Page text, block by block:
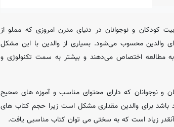
کودکان و نوجوانان در دنیای مدرن امروزی که مملو از
والدین محسوب می‌شود. بسیاری از والدین با این مشکل
به مطالعه اختصاص می‌دهند و بیشتر به سمت تکنولوژی و
و نوجوانان که دارای محتوای مناسب و آموزه های صحیح
برای والدین مقداری مشکل است زیرا حجم کتاب های
زیاد است که به سختی می توان کتاب مناسبی یافت.